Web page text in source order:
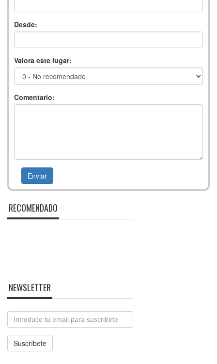
Desde:
Valora este lugar:
Comentario:
RECOMENDADO
NEWSLETTER
Email
Suscríbete